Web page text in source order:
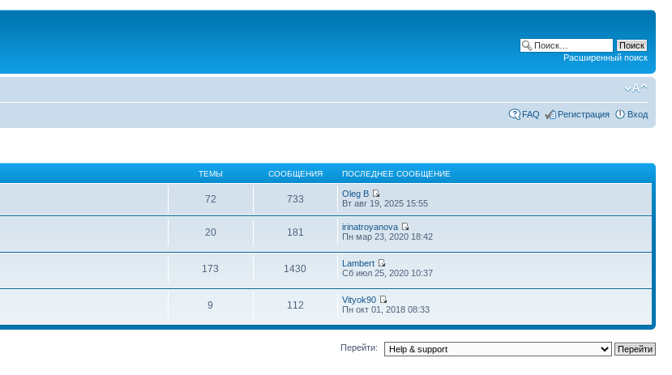
Расширенный поиск
FAQ Регистрация Вход
ТЕМЫ СООБЩЕНИЯ ПОСЛЕДНЕЕ СООБЩЕНИЕ
72 733
Oleg B
Вт авг 19, 2025 15:55
20 181
irinatroyanova
Пн мар 23, 2020 18:42
173 1430
Lambert
Сб июл 25, 2020 10:37
9 112
Vityok90
Пн окт 01, 2018 08:33
Перейти: